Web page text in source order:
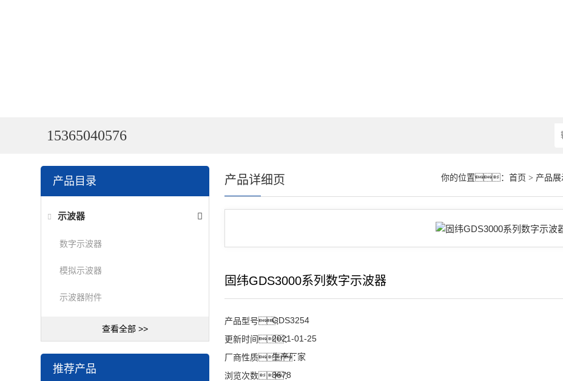
15365040576
产品目录
示波器
数字示波器
模拟示波器
示波器附件
查看全部 >>
推荐产品
你的位置： 首页 > 产品展
产品详细页
固纬GDS3000系列数字示波器
产品型号：GDS3254
更新时间：2021-01-25
厂商性质：
生产厂家
浏览次数：
3678